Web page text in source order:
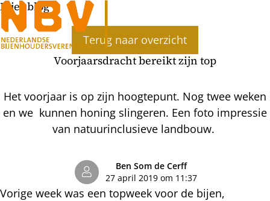
Bijenblog
Terug naar overzicht
Voorjaarsdracht bereikt zijn top
Het voorjaar is op zijn hoogtepunt. Nog twee weken
en we kunnen honing slingeren. Een foto impressie
van natuurinclusieve landbouw.
Ben Som de Cerff
27 april 2019 om 11:37
Vorige week was een topweek voor de bijen,